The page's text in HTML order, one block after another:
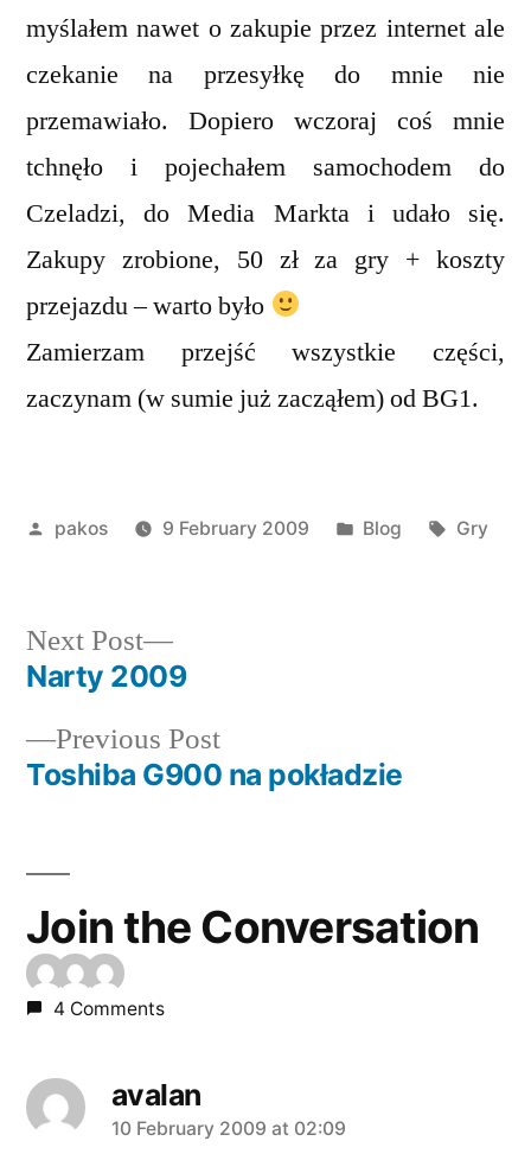
myślałem nawet o zakupie przez internet ale
czekanie na przesyłkę do mnie nie
przemawiało. Dopiero wczoraj coś mnie
tchnęło i pojechałem samochodem do
Czeladzi, do Media Markta i udało się.
Zakupy zrobione, 50 zł za gry + koszty
przejazdu – warto było
Zamierzam przejść wszystkie części,
zaczynam (w sumie już zacząłem) od BG1.
Posted
pakos 9 February 2009
Posted
Blog Tags:
Gry
Post
navigation
Previous PostPrevious
post:
Toshiba G900 na pokładzie
Next Post
Next
post:
Narty 2009
Join the Conversation
4 Comments
avalan
says:
10 February 2009 at 02:09